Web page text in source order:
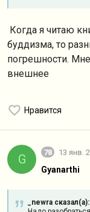
Когда я читаю
буддизма, то
погрешности.
внешнее
Нравится
G 78 13 янв.
Gyanarthi
_newra сказал(а):